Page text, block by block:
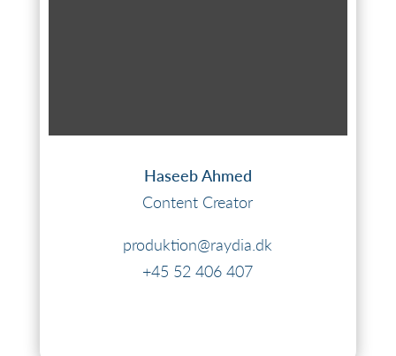
Haseeb Ahmed
Content Creator
produktion@raydia.dk
+45 52 406 407